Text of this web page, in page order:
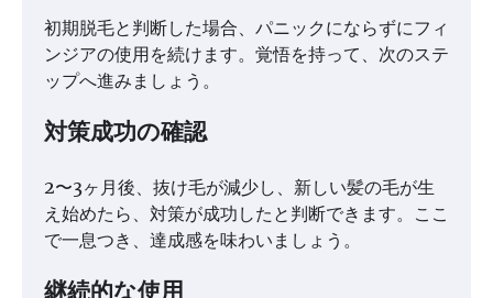
初期脱毛と判断した場合、パニックにならずにフィ
ンジアの使用を続けます。覚悟を持って、次のステ
ップへ進みましょう。
対策成功の確認
2〜3ヶ月後、抜け毛が減少し、新しい髪の毛が生
え始めたら、対策が成功したと判断できます。ここ
で一息つき、達成感を味わいましょう。